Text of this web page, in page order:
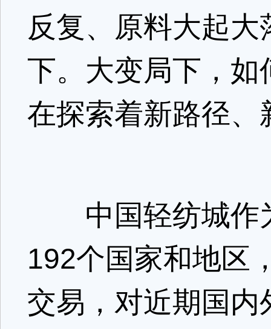
反复、原料大起
下。大变局下，
在探索着新路径、
中国轻纺城作
192个国家和地区
交易，对近期国